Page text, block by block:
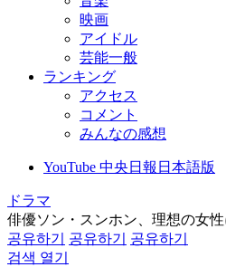
映画
アイドル
芸能一般
ランキング
アクセス
コメント
みんなの感想
YouTube 中央日報日本語版
ドラマ
俳優ソン・スンホン、理想の女
공유하기
공유하기
공유하기
검색 열기